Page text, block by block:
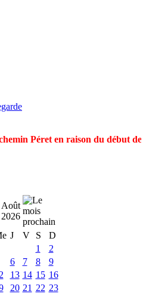
Péret en raison du début
Août
2026
J V S
D
1
2
6 7 8
9
13 14 15 16
20 21 22 23